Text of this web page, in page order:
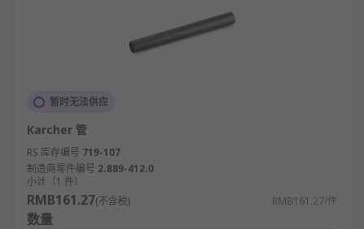
暂时无法供应
Karcher 管
RS 库存编号 719-107
制造商零件编号 2.889-412.0
小计（1 件）
RMB161.27(不含税) RMB161.27/件
数量